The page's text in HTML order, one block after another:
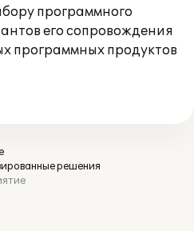
программного
его сопровождения
программных продуктов
решения